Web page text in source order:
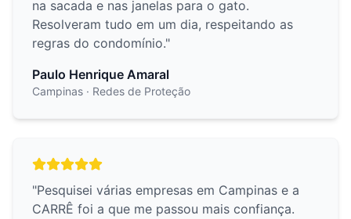
na sacada e nas janelas para o gato.
Resolveram tudo em um dia, respeitando as
regras do condomínio."
Paulo Henrique Amaral
Campinas · Redes de Proteção
"Pesquisei várias empresas em Campinas e a
CARRÊ foi a que me passou mais confiança.